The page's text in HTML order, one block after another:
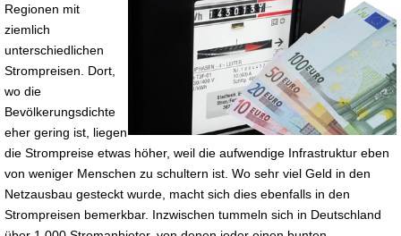
Regionen mit
ziemlich
unterschiedlichen
Strompreisen. Dort,
wo die
Bevölkerungsdichte
eher gering ist, liegen
die Strompreise etwas höher, weil die aufwendige Infrastruktur eben
von weniger Menschen zu schultern ist. Wo sehr viel Geld in den
Netzausbau gesteckt wurde, macht sich dies ebenfalls in den
Strompreisen bemerkbar. Inzwischen tummeln sich in Deutschland